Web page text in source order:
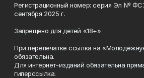
Регистрационный номер: серия Эл №
сентября 2025 г.
Запрещено для детей «18+»
При перепечатке ссылка на
обязательна.
Для интернет-изданий обязательна
гиперссылка.